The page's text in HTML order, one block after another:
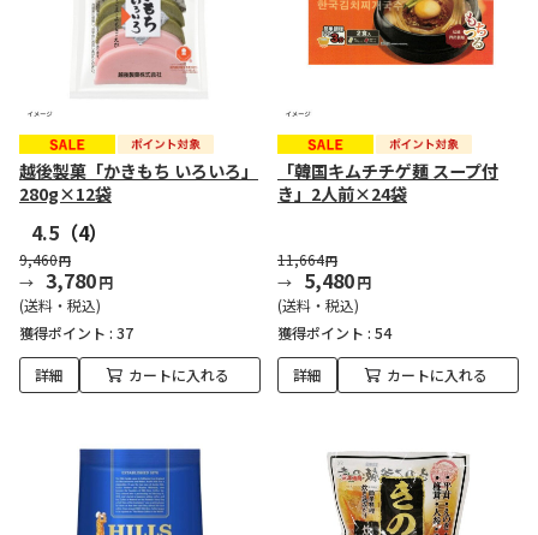
越後製菓「かきもち いろいろ」
280g×12袋
4.5 （4）
9,460円
3,780円
(送料・税込)
獲得ポイント : 37
詳細 カートに入れる
「韓国キムチチゲ麺 スープ付
き」2人前×24袋
11,664円
5,480円
(送料・税込)
獲得ポイント : 54
詳細 カートに入れる